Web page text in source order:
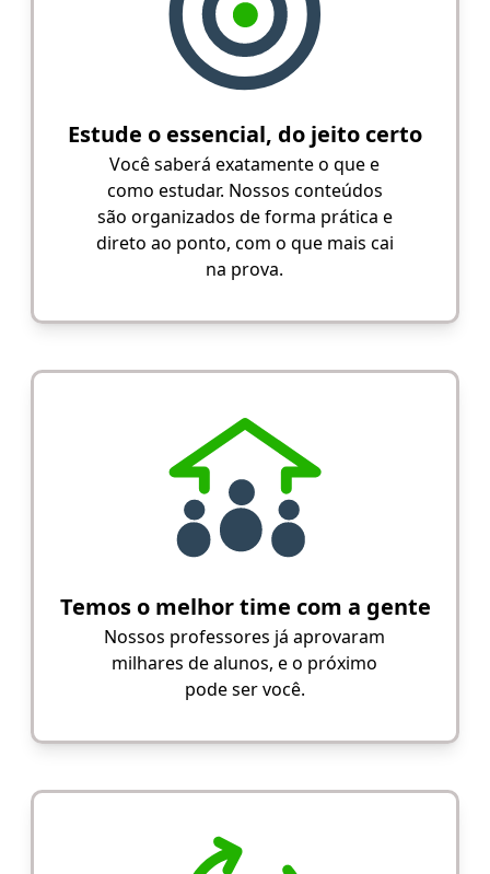
Estude o essencial, do jeito certo
Você saberá exatamente o que e
como estudar. Nossos conteúdos
são organizados de forma prática e
direto ao ponto, com o que mais cai
na prova.
Temos o melhor time com a gente
Nossos professores já aprovaram
milhares de alunos, e o próximo
pode ser você.